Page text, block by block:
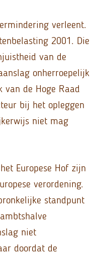
verleent.
2001. Die
van de
onherroepelijk
de Hoge Raad
bij het opleggen
niet mag
Europese Hof zijn
verordening.
standpunt
niet
doordat de